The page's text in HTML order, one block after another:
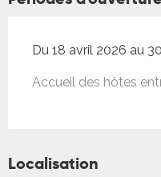
Du 18 avril 2026 au
Accueil des hôtes
Localisation